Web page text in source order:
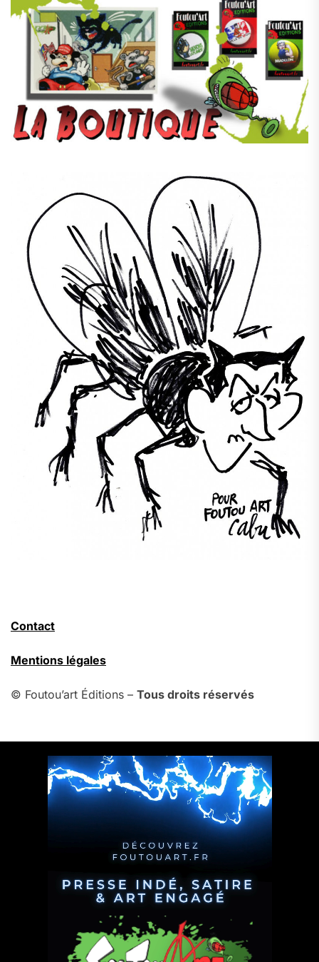
Contact
Mentions légales
© Foutou’art Éditions – Tous droits réservés